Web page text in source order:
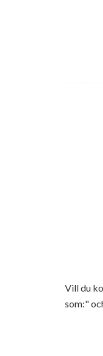
Vill du
som:"